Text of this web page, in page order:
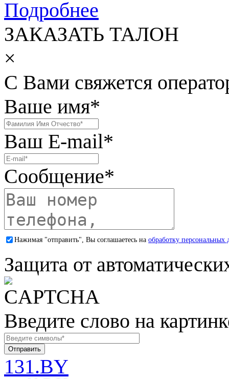
Подробнее
ЗАКАЗАТЬ ТАЛОН
×
С Вами свяжется
Ваше имя*
Ваш E-mail*
Сообщение*
Нажимая "отправить", Вы соглашаетесь на обработку персональных
Защита от
Введите слово на
131.BY